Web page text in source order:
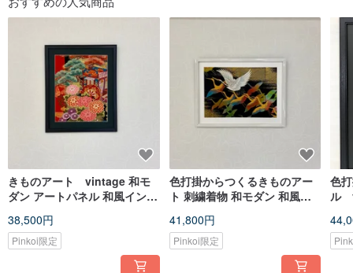
きものアート vintage 和モ
ダン アートパネル 和風インテ
築祝 長寿祝 縁起物 014 made
in japan
38,500円
Pinkoi限定
色打掛からつくるきものアー
ト 刺繍着物 和モダン 和風イ
祝 新築祝 長寿祝 縁起物 イン
テリア 007 made in japan
41,800円
Pinkoi限定
色
ル
雉
物